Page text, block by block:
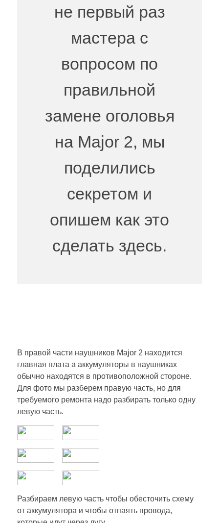
не первый раз
мастера с
вопросом по
правильной
замене оголовья
на Major 2, мы
поделились
секретом и
опишем как это
сделать здесь.
В правой части наушников Major 2 находится
главная плата а аккумуляторы в наушниках
обычно находятся в противоположной стороне.
Для фото мы разберем правую часть, но для
требуемого ремонта надо разбирать только одну
левую часть.
Разбираем левую часть чтобы обесточить схему
от аккумулятора и чтобы отпаять провода,